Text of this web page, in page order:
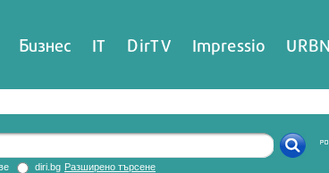
Бизнес IT DirTV Impressio URBN
diri.bg Разширено търсене